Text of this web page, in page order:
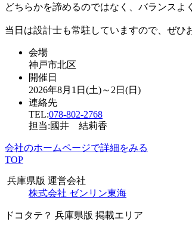
どちらかを諦めるのではなく、バランスよ
当日は設計士も常駐していますので、ぜひ
会場
神戸市北区
開催日
2026年8月1日(土)～2日(日)
連絡先
TEL:078-802-2768
担当:國井 結莉香
会社のホームページで詳細をみる
TOP
兵庫県版 運営会社
株式会社 ゼンリン東海
ドコタテ？ 兵庫県版 掲載エリア